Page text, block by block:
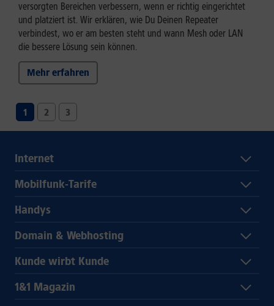
versorgten Bereichen verbessern, wenn er richtig eingerichtet
und platziert ist. Wir erklären, wie Du Deinen Repeater
verbindest, wo er am besten steht und wann Mesh oder LAN
die bessere Lösung sein können.
Mehr erfahren
1 2 3
Internet
Mobilfunk-Tarife
Handys
Domain & Webhosting
Kunde wirbt Kunde
1&1 Magazin